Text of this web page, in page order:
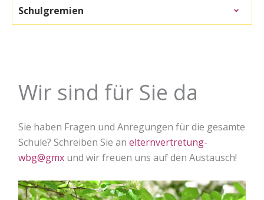
Schulgremien
Wir sind für Sie da
Sie haben Fragen und Anregungen für die gesamte
Schule? Schreiben Sie an elternvertretung-
wbg@gmxund wir freuen uns auf den Austausch!